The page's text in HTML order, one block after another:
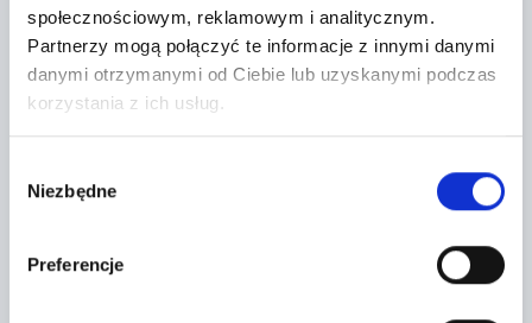
społecznościowym, reklamowym i analitycznym.
Partnerzy mogą połączyć te informacje z innymi danymi
danymi otrzymanymi od Ciebie lub uzyskanymi podczas
korzystania z ich usług.
zgody
Niezbędne
Preferencje